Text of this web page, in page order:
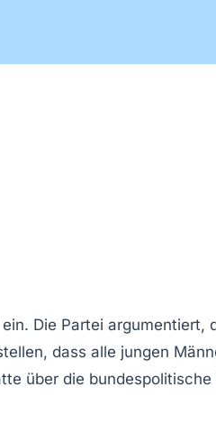
Die Partei argumentiert,
dass alle jungen
über die